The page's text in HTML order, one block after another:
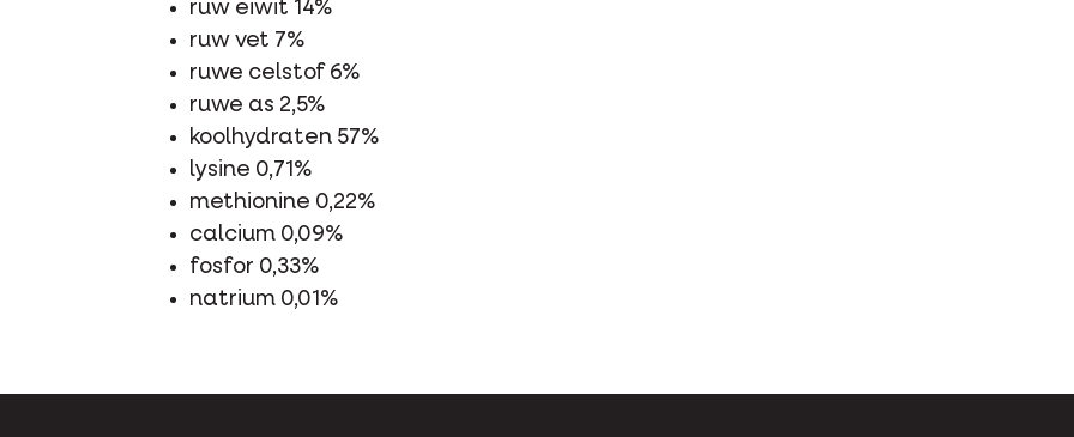
ruw eiwit 14%
ruw vet 7%
ruwe celstof 6%
ruwe as 2,5%
koolhydraten 57%
lysine 0,71%
methionine 0,22%
calcium 0,09%
fosfor 0,33%
natrium 0,01%